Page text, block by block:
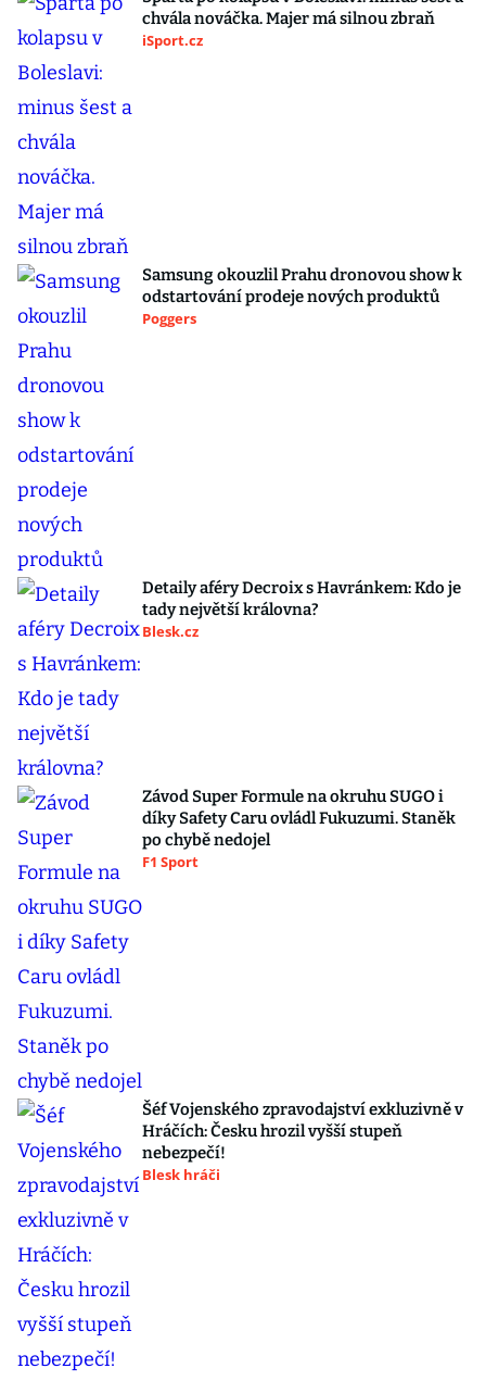
chvála nováčka. Majer má silnou zbraň
iSport.cz
Samsung okouzlil Prahu dronovou show k
odstartování prodeje nových produktů
Poggers
Detaily aféry Decroix s Havránkem: Kdo je
tady největší královna?
Blesk.cz
Závod Super Formule na okruhu SUGO i
díky Safety Caru ovládl Fukuzumi. Staněk
po chybě nedojel
F1 Sport
Šéf Vojenského zpravodajství exkluzivně v
Hráčích: Česku hrozil vyšší stupeň
nebezpečí!
Blesk hráči